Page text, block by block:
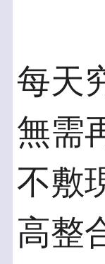
每天
無需
不敷
高整